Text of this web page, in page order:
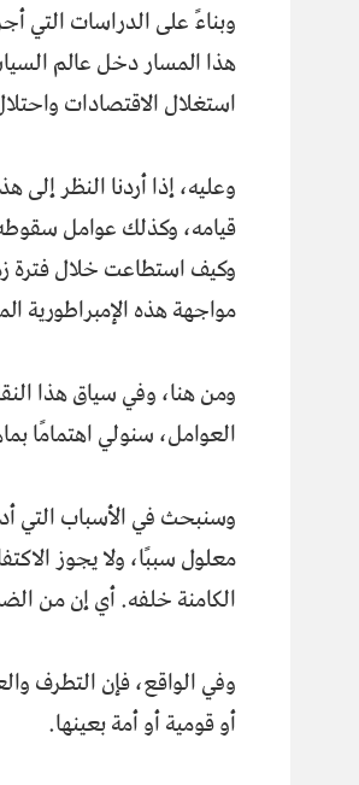
وبناءً على الدراسات التي
هذا المسار دخل عالم
استغلال الاقتصادات
وعليه، إذا أردنا النظر
قيامه، وكذلك عوامل
وكيف استطاعت خلال فترة
مواجهة هذه الإمبراطورية
ومن هنا، وفي سياق هذا
العوامل، سنولي اهتمامًا
وسنبحث في الأسباب التي
معلول سببًا، ولا يجوز
الكامنة خلفه. أي إن من
وفي الواقع، فإن التطرف
أو قومية أو أمة بعينها.